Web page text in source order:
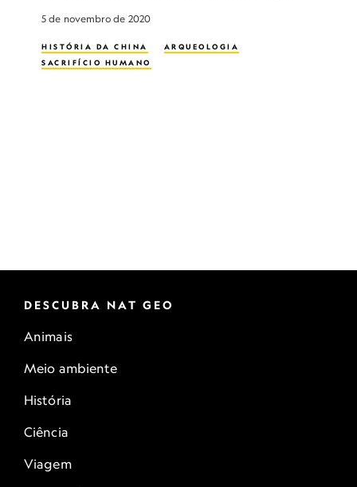
5 de novembro de 2020
HISTÓRIA DA CHINA
ARQUEOLOGIA
SACRIFÍCIO HUMANO
DESCUBRA NAT GEO
Animais
Meio ambiente
História
Ciência
Viagem